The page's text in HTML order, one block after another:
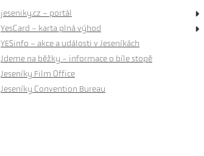
jeseniky.cz - portál
YesCard - karta plná výhod
YESinfo - akce a události v Jeseníkách
Jdeme na běžky - informace o bíle stopě
Jeseníky Film Office
Jeseníky Convention Bureau